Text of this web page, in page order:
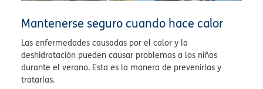
Mantenerse seguro cuando hace calor
Las enfermedades causadas por el calor y la
deshidratación pueden causar problemas a los niños
durante el verano. Esta es la manera de prevenirlas y
tratarlas.